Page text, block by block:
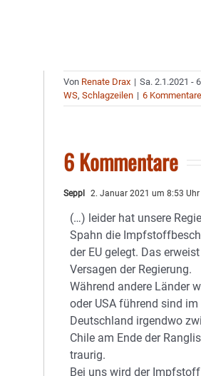
Von Renate Drax | Sa. 2.1.2021 -
WS,Schlagzeilen | 6 Kommentare
6 Kommentare
Seppl 2. Januar 2021 um 8:53 Uhr
(…) leider hat unsere
Spahn die
der EU gelegt. Das
Versagen der Regierung.
Während andere Länder
oder USA führend sind
Deutschland irgendwo
Chile am Ende der
traurig.
Bei uns wird der